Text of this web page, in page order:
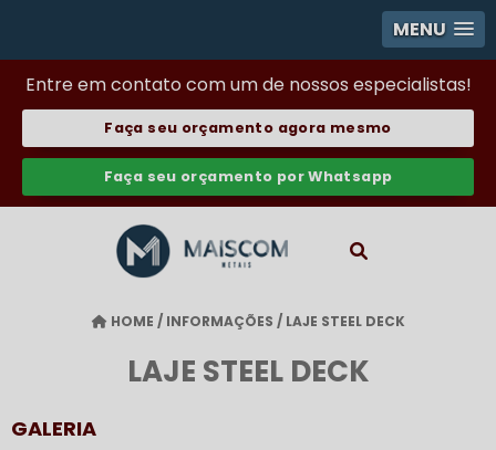
MENU
Entre em contato com um de nossos especialistas!
Faça seu orçamento agora mesmo
Faça seu orçamento por Whatsapp
HOME / INFORMAÇÕES / LAJE STEEL DECK
LAJE STEEL DECK
GALERIA